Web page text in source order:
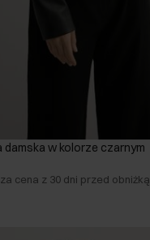
damska w kolorze czarnym
cena z 30 dni przed obniżką